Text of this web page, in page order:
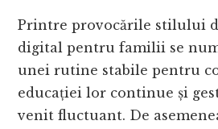
Printre provocările stilului
digital pentru familii se
unei rutine stabile pentru
educației lor continue și
venit fluctuant. De